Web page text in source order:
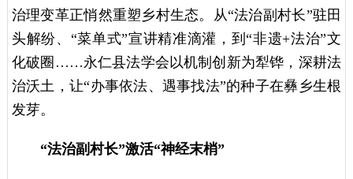
治理变革正悄然重塑乡村生态。从“法治副村长”驻田
头解纷、“菜单式”宣讲精准滴灌，到“非遗+法治”文
化破圈……永仁县法学会以机制创新为犁铧，深耕法
治沃土，让“办事依法、遇事找法”的种子在彝乡生根
发芽。
​“法治副村长”激活“神经末梢”